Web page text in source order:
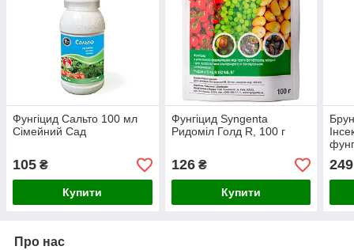
Фунгіцид Сальто 100 мл
Сімейний Сад
105 ₴
Купити
Фунгіцид Syngenta
Ридоміл Голд R, 100 г
126₴
Купити
249
Про нас